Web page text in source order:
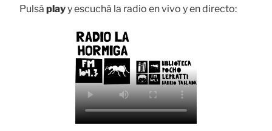
Pulsá playy escuchá la radio en vivo y en directo: